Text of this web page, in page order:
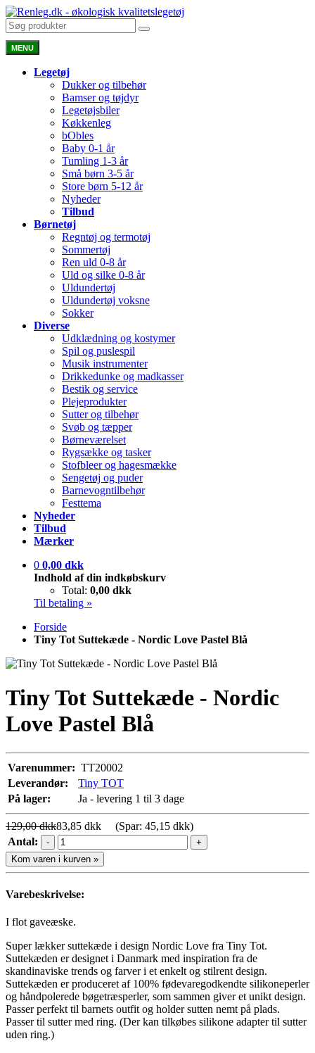
MENU
Legetøj
Dukker og tilbehør
Bamser og tøjdyr
Legetøjsbiler
Køkkenleg
bObles
Baby 0-1 år
Tumling 1-3 år
Små børn 3-5 år
Store børn 5-12 år
Nyheder
Tilbud
Børnetøj
Regntøj og termotøj
Sommertøj
Ren uld 0-8 år
Uld og silke 0-8 år
Uldundertøj
Uldundertøj voksne
Sokker
Diverse
Udklædning og kostymer
Spil og puslespil
Musik instrumenter
Drikkedunke og madkasser
Bestik og service
Plejeprodukter
Sutter og tilbehør
Svøb og tæpper
Børneværelset
Rygsække og tasker
Stofbleer og hagesmække
Sengetøj og puder
Barnevogntilbehør
Festtema
Nyheder
Tilbud
Mærker
0 0,00 dkk
Indhold af din indkøbskurv
Total: 0,00 dkk
Til betaling »
Forside
Tiny Tot Suttekæde - Nordic Love Pastel Blå
Tiny Tot Suttekæde - Nordic
Love Pastel Blå
Varenummer: TT20002
Leverandør:
Tiny TOT
På lager:
Ja - levering 1 til 3 dage
129,00 dkk83,85 dkk (Spar: 45,15 dkk)
Antal:
-
+
Kom varen i kurven »
Varebeskrivelse:
I flot gaveæske.
Super lækker suttekæde i design Nordic Love fra Tiny Tot.
Suttekæden er designet i Danmark med inspiration fra de
skandinaviske trends og farver i et enkelt og stilrent design.
Suttekæden er produceret af 100% fødevaregodkendte silikoneperler
og håndpolerede bøgetræsperler, som sammen giver et unikt design.
Passer perfekt til barnets outfit og holder sutten nemt på plads.
Passer til sutter med ring. (Der kan tilkøbes silikone adapter til sutter
uden ring.)